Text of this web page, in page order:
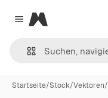
Close menu
Magnific
Startseite/Stock/Vektoren/